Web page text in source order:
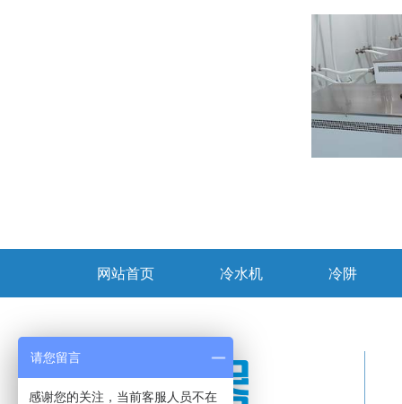
网站首页 冷水机 冷阱
请您留言
感谢您的关注，当前客服人员不在